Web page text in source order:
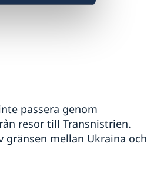
passera genom
resor till Transnistrien.
gränsen mellan Ukraina och